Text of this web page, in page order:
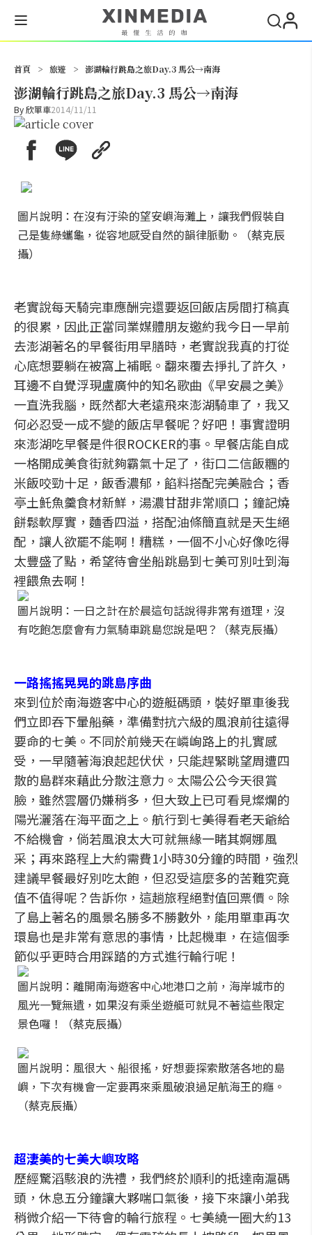
首頁 > 旅遊 > 澎湖輪行跳島之旅Day.3 馬公→南海
澎湖輪行跳島之旅Day.3 馬公→南海
By欣單車2014/11/11
圖片說明：在沒有汙染的望安嶼海灘上，讓我們假裝自
己是隻綠蠵龜，從容地感受自然的韻律脈動。（蔡克辰
攝）
老實說每天騎完車應酬完還要返回飯店房間打稿真
的很累，因此正當同業媒體朋友邀約我今日一早前
去澎湖著名的早餐街用早膳時，老實說我真的打從
心底想要躺在被窩上補眠。翻來覆去掙扎了許久，
耳邊不自覺浮現盧廣仲的知名歌曲《早安晨之美》
一直洗我腦，既然都大老遠飛來澎湖騎車了，我又
何必忍受一成不變的飯店早餐呢？好吧！事實證明
來澎湖吃早餐是件很ROCKER的事。早餐店能自成
一格開成美食街就夠霸氣十足了，街口二信飯糰的
米飯咬勁十足，飯香濃郁，餡料搭配完美融合；香
亭土魠魚羹食材新鮮，湯濃甘甜非常順口；鐘記燒
餅鬆軟厚實，麵香四溢，搭配油條簡直就是天生絕
配，讓人欲罷不能啊！糟糕，一個不小心好像吃得
太豐盛了點，希望待會坐船跳島到七美可別吐到海
裡餵魚去啊！
圖片說明：一日之計在於晨這句話說得非常有道理，沒
有吃飽怎麼會有力氣騎車跳島您說是吧？（蔡克辰攝）
一路搖搖晃晃的跳島序曲
來到位於南海遊客中心的遊艇碼頭，裝好單車後我
們立即吞下暈船藥，準備對抗六級的風浪前往遠得
要命的七美。不同於前幾天在嶙峋路上的扎實感
受，一早隨著海浪起起伏伏，只能趕緊眺望周遭四
散的島群來藉此分散注意力。太陽公公今天很賞
臉，雖然雲層仍嫌稍多，但大致上已可看見燦爛的
陽光灑落在海平面之上。航行到七美得看老天爺給
不給機會，倘若風浪太大可就無緣一睹其婀娜風
采；再來路程上大約需費1小時30分鐘的時間，強烈
建議早餐最好別吃太飽，但忍受這麼多的苦難究竟
值不值得呢？告訴你，這趟旅程絕對值回票價。除
了島上著名的風景名勝多不勝數外，能用單車再次
環島也是非常有意思的事情，比起機車，在這個季
節似乎更時合用踩踏的方式進行輪行呢！
圖片說明：離開南海遊客中心地港口之前，海岸城市的
風光一覽無遺，如果沒有乘坐遊艇可就見不著這些限定
景色囉！（蔡克辰攝）
圖片說明：風很大、船很搖，好想要探索散落各地的島
嶼，下次有機會一定要再來乘風破浪過足航海王的癮。
（蔡克辰攝）
超淒美的七美大嶼攻略
歷經驚滔駭浪的洗禮，我們終於順利的抵達南滬碼
頭，休息五分鐘讓大夥喘口氣後，接下來讓小弟我
稍微介紹一下待會的輪行旅程。七美繞一圈大約13